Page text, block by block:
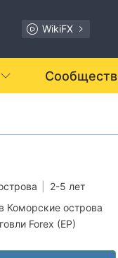
WikiFX
2-5 лет
Коморские острова
Forex (EP)